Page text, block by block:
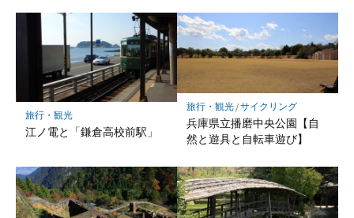
旅行・観光
江ノ電と「鎌倉高校前駅」
旅行・観光/サイクリング
兵庫県立播磨中央公園【自
然と遊具と自転車遊び】